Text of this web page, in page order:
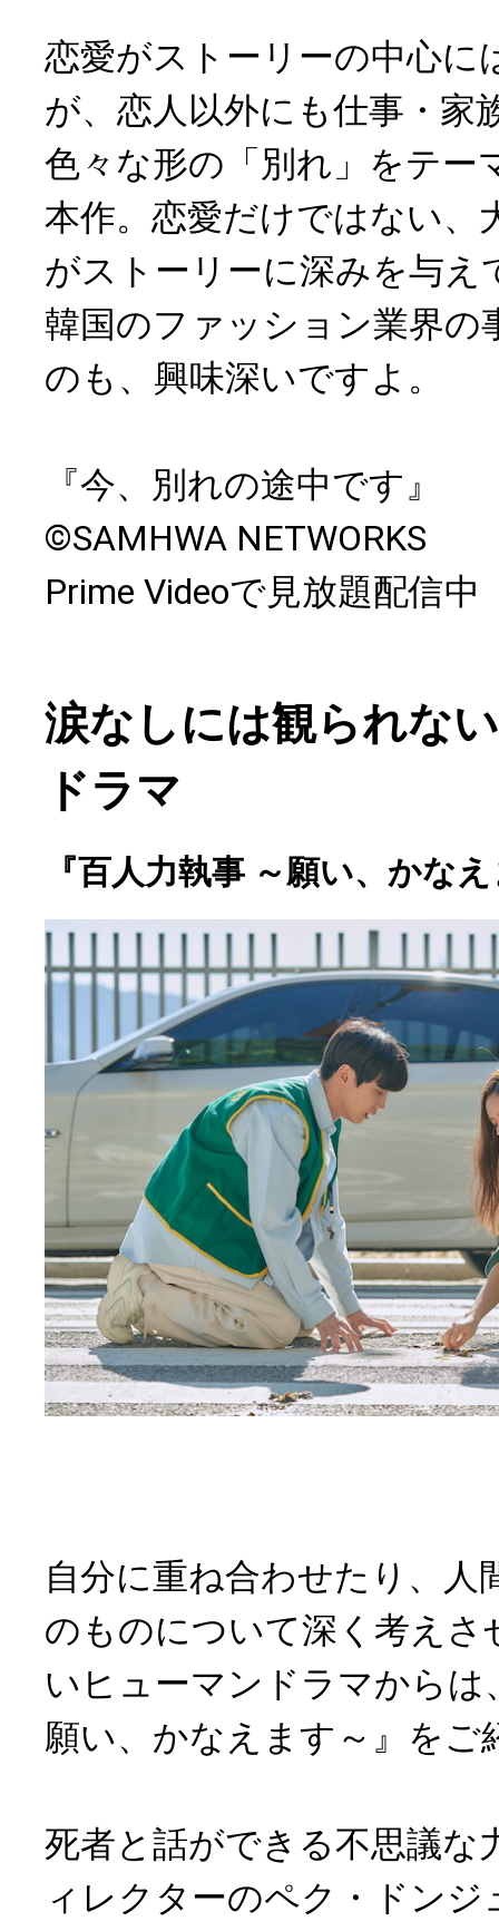
恋愛がストーリーの中心に
が、恋人以外にも仕事・家
色々な形の「別れ」をテー
本作。恋愛だけではない、
がストーリーに深みを与え
韓国のファッション業界の
のも、興味深いですよ。
『今、別れの途中です』
©SAMHWA NETWORKS
Prime Videoで見放題配信中
涙なしには観られな
ドラマ
『百人力執事 ～願い、かな
自分に重ね合わせたり、人
のものについて深く考えさ
いヒューマンドラマからは
願い、かなえます～』をご
死者と話ができる不思議な
ィレクターのペク・ドンジ